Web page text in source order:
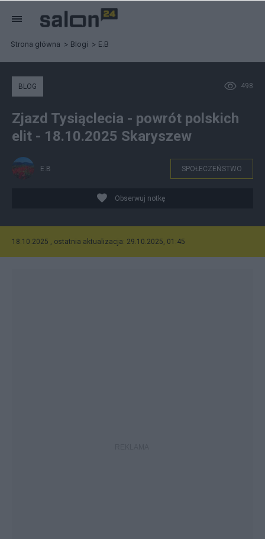
Strona główna Blogi E.B
498
BLOG
Zjazd Tysiąclecia - powrót polskich
elit - 18.10.2025 Skaryszew
E.B SPOŁECZEŃSTWO
Obserwuj notkę
18.10.2025 , ostatnia aktualizacja: 29.10.2025, 01:45